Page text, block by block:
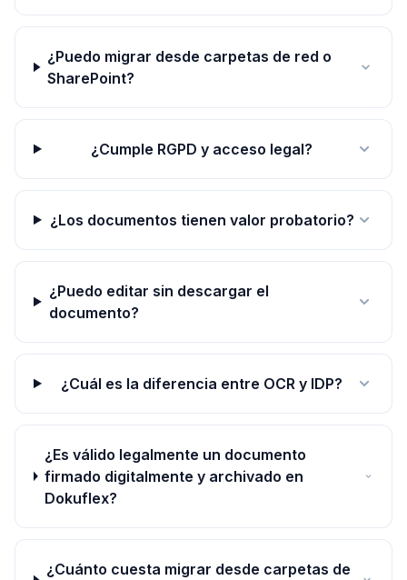
¿Puedo migrar desde carpetas de red o
SharePoint?
¿Cumple RGPD y acceso legal?
¿Los documentos tienen valor probatorio?
¿Puedo editar sin descargar el
documento?
¿Cuál es la diferencia entre OCR y IDP?
¿Es válido legalmente un documento
firmado digitalmente y archivado en
Dokuflex?
¿Cuánto cuesta migrar desde carpetas de